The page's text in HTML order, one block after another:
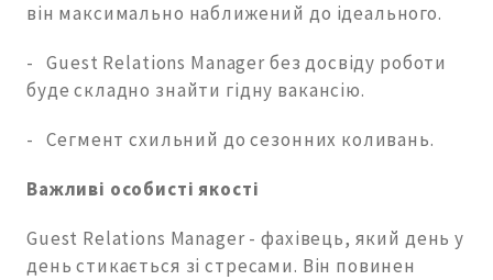
він максимально наближений до ідеального.
- Guest Relations Manager без досвіду роботи
буде складно знайти гідну вакансію.
- Сегмент схильний до сезонних коливань.
Важливі особисті якості
Guest Relations Manager - фахівець, який день у
день стикається зі стресами. Він повинен